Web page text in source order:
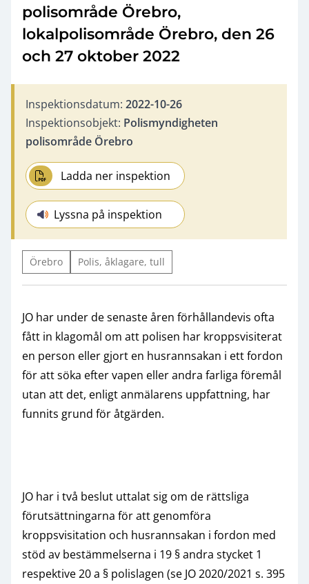
polisområde Örebro,
lokalpolisområde Örebro, den 26
och 27 oktober 2022
Inspektionsdatum: 2022-10-26
Inspektionsobjekt: Polismyndigheten
polisområde Örebro
Ladda ner inspektion
Lyssna på inspektion
Örebro Polis, åklagare, tull
JO har under de senaste åren förhållandevis ofta
fått in klagomål om att polisen har kroppsvisiterat
en person eller gjort en husrannsakan i ett fordon
för att söka efter vapen eller andra farliga föremål
utan att det, enligt anmälarens uppfattning, har
funnits grund för åtgärden.
JO har i två beslut uttalat sig om de rättsliga
förutsättningarna för att genomföra
kroppsvisitation och husrannsakan i fordon med
stöd av bestämmelserna i 19 § andra stycket 1
respektive 20 a § polislagen (se JO 2020/2021 s. 395